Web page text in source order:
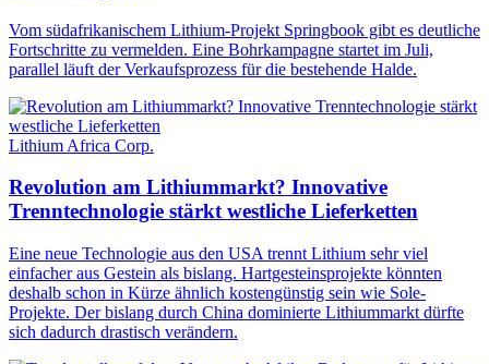
Vom südafrikanischem Lithium-Projekt Springbook gibt es deutliche
Fortschritte zu vermelden. Eine Bohrkampagne startet im Juli,
parallel läuft der Verkaufsprozess für die bestehende Halde.
Lithium Africa Corp.
Revolution am Lithiummarkt? Innovative
Trenntechnologie stärkt westliche Lieferketten
Eine neue Technologie aus den USA trennt Lithium sehr viel
einfacher aus Gestein als bislang. Hartgesteinsprojekte könnten
deshalb schon in Kürze ähnlich kostengünstig sein wie Sole-
Projekte. Der bislang durch China dominierte Lithiummarkt dürfte
sich dadurch drastisch verändern.